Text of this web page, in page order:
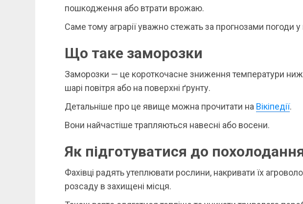
пошкодження або втрати врожаю.
Саме тому аграрії уважно стежать за прогнозами погоди у
Що таке заморозки
Заморозки — це короткочасне зниження температури
шарі повітря або на поверхні ґрунту.
Детальніше про це явище можна прочитати на Вікіпедії.
Вони найчастіше трапляються навесні або восени.
Як підготуватися до
Фахівці радять утеплювати рослини, накривати їх
розсаду в захищені місця.